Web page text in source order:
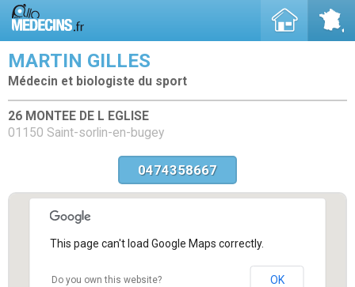
MARTIN GILLES
Médecin et biologiste du sport
26 MONTEE DE L EGLISE
01150 Saint-sorlin-en-bugey
0474358667
This page can't load Google Maps correctly.
Do you own this website? OK